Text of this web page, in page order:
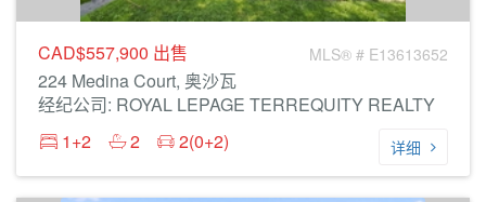
CAD$557,900 出售 MLS® # E13613652
224 Medina Court, 奥沙瓦
经纪公司: ROYAL LEPAGE TERREQUITY REALTY
1+2
2 2(0+2) 详细